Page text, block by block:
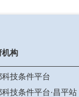
机构
科技条件平台
科技条件平台·昌平站